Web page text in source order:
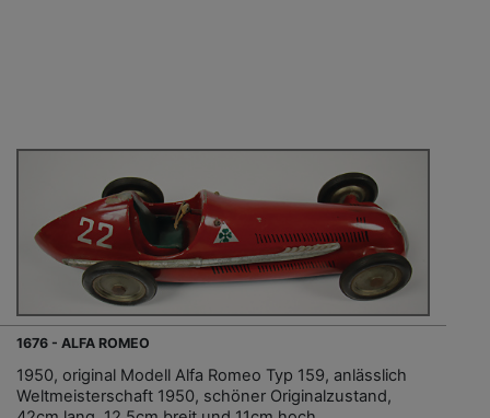
1676 - ALFA ROMEO
1950, original Modell Alfa Romeo Typ 159, anlässlich
Weltmeisterschaft 1950, schöner Originalzustand,